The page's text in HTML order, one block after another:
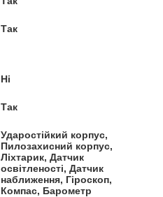
Так
Ні
Так
Ударостійкий корпус,
Пилозахисний корпус,
Ліхтарик, Датчик
освітленості, Датчик
наближення, Гіроскоп,
Компас, Барометр